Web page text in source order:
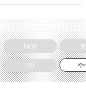
NEW
1階 空